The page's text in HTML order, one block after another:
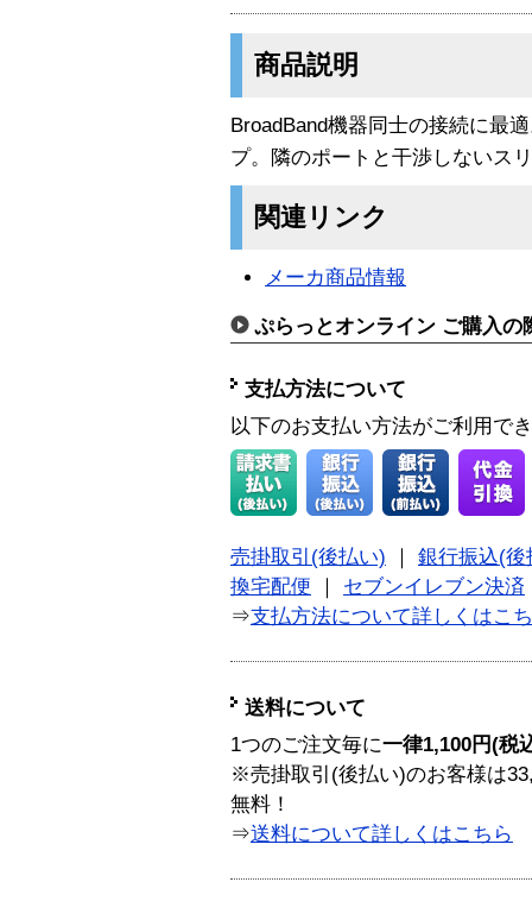
商品説明
BroadBand機器同士の接続に最
プ。隣のポートと干渉しないス
関連リンク
メーカ商品情報
ぷらっとオンライン ご購入の
支払方法について
以下のお支払い方法がご利用で
売掛取引(後払い)
銀行振込(後
換宅配便
セブンイレブン決済
⇒支払方法について詳しくはこ
送料について
1つのご注文毎に一律1,100円(税
※売掛取引(後払い)のお客様は
無料！
⇒送料について詳しくはこちら